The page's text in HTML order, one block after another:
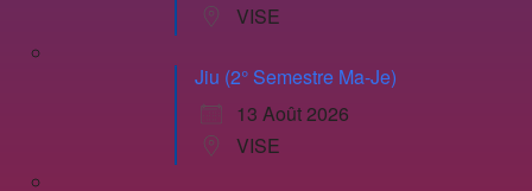
VISE
Jiu (2° Semestre Ma-Je)
13 Août 2026
VISE